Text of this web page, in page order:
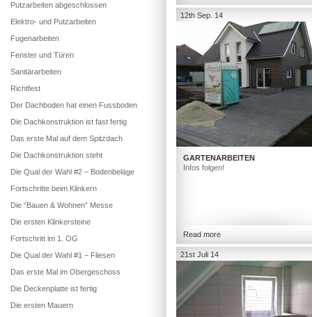
12th Sep. 14
GARTENARBEITEN
Infos folgen!
Read more
21st Juli 14
Putzarbeiten abgeschlossen
Elektro- und Putzarbeiten
Fugenarbeiten
Fenster und Türen
Sanitärarbeiten
Richtfest
Der Dachboden hat einen Fussboden
Die Dachkonstruktion ist fast fertig
Das erste Mal auf dem Spitzdach
Die Dachkonstruktion steht
Die Qual der Wahl #2 – Bodenbeläge
Fortschritte beim Klinkern
Die “Bauen & Wohnen” Messe
Die ersten Klinkersteine
Fortschritt im 1. OG
Die Qual der Wahl #1 – Fliesen
Das erste Mal im Obergeschoss
Die Deckenplatte ist fertig
Die ersten Mauern